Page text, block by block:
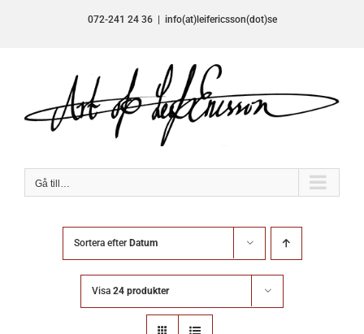
072-241 24 36 info(at)leifericsson(dot)se
Gå till…
Sortera efter Datum
Visa 24 produkter